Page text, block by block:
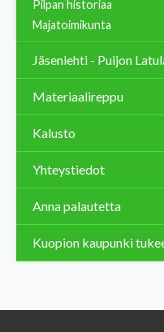
Pilpan historiaa
Majatoimikunta
Jäsenlehti - Puijon
Materiaalireppu
Kalusto
Yhteystiedot
Anna palautetta
Kuopion kaupunki